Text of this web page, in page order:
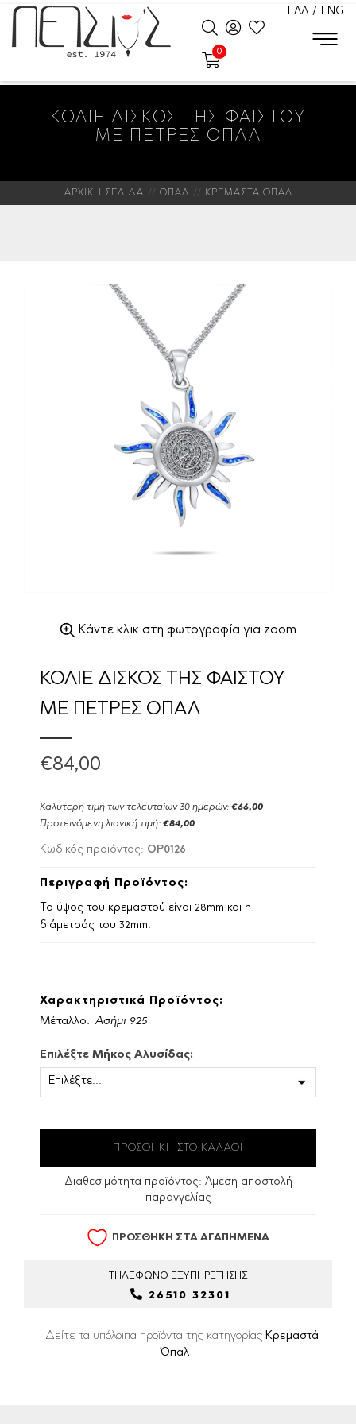
ΕΛΛ / ENG
0
ΚΟΛΙΕ ΔΙΣΚΟΣ ΤΗΣ ΦΑΙΣΤΟΥ
ΜΕ ΠΕΤΡΕΣ ΟΠΑΛ
ΑΡΧΙΚΗ ΣΕΛΙΔΑ ΟΠΑΛ ΚΡΕΜΑΣΤΑ ΟΠΑΛ
Κάντε κλικ στη φωτογραφία για zoom
ΚΟΛΙΕ ΔΙΣΚΟΣ ΤΗΣ ΦΑΙΣΤΟΥ
ΜΕ ΠΕΤΡΕΣ ΟΠΑΛ
€84,00
Καλύτερη τιμή των τελευταίων 30 ημερών: €66,00
Προτεινόμενη λιανική τιμή: €84,00
Κωδικός προϊόντος: OP0126
Περιγραφή Προϊόντος:
Το ύψος του κρεμαστού είναι 28mm και η
διάμετρός του 32mm.
Χαρακτηριστικά Προϊόντος:
Μέταλλο: Ασήμι 925
Επιλέξτε Μήκος Αλυσίδας:
Διαθεσιμότητα προϊόντος: Άμεση αποστολή
παραγγελίας
ΠΡΟΣΘΗΚΗ ΣΤΑ ΑΓΑΠΗΜΕΝΑ
ΤΗΛΕΦΩΝΟ ΕΞΥΠΗΡΕΤΗΣΗΣ
26510 32301
Δείτε τα υπόλοιπα προϊόντα της κατηγορίας Κρεμαστά
Όπαλ